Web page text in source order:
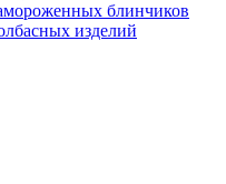
блинчиков
изделий